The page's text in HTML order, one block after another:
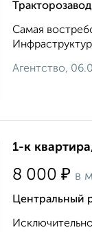
Самая
Агентство,
1-к
8 000 ₽ в
Центральный